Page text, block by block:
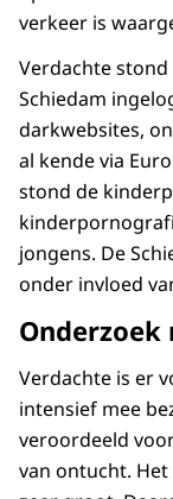
verkeer is
Verdachte
Schiedam
darkwebsites,
al kende via
stond de
jongens. De
onder invloed
Onderzoek
Verdachte is er
intensief mee
veroordeeld
van ontucht. Het